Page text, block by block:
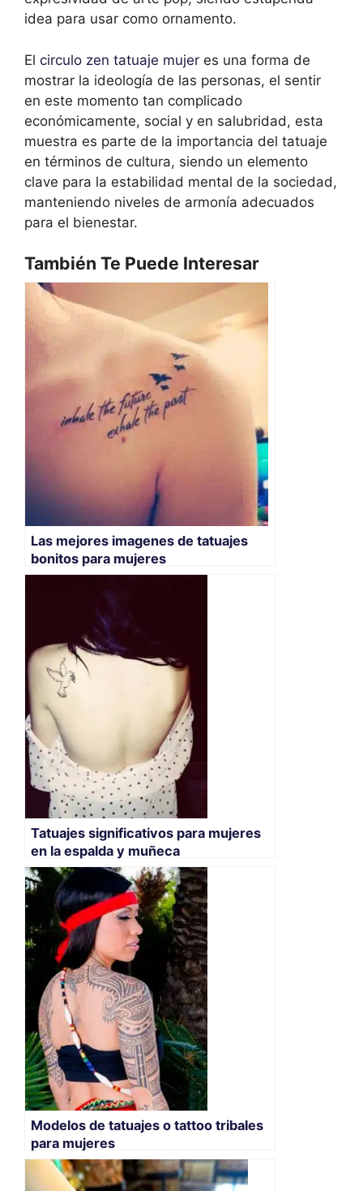
idea para usar como ornamento.
El circulo zen tatuaje mujer es una forma de
mostrar la ideología de las personas, el sentir
en este momento tan complicado
económicamente, social y en salubridad, esta
muestra es parte de la importancia del tatuaje
en términos de cultura, siendo un elemento
clave para la estabilidad mental de la sociedad,
manteniendo niveles de armonía adecuados
para el bienestar.
También Te Puede Interesar
Las mejores imagenes de tatuajes
bonitos para mujeres
Tatuajes significativos para mujeres
en la espalda y muñeca
Modelos de tatuajes o tattoo tribales
para mujeres